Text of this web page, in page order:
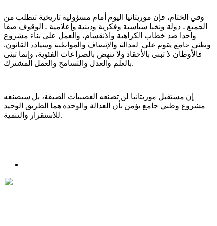
وفي الختام، فإن موريتانيا اليوم أمام مسؤولية تاريخية تتطلب من
الجميع ـ دولة ونخبا سياسية وفكرية ودينية وإعلامية ـ الوقوف صفا
واحدا ضد خطاب الكراهية والانقسام، والعمل على بناء مشروع
وطني جامع يقوم على العدالة والإنصاف والمواطنة وسيادة القانون.
فالأوطان لا تبنى بالأحقاد ولا تنهض بالصراعات الفئوية، وإنما تبنى
بالعلم والعدل والتسامح والعمل المشترك.
إن مستقبل موريتانيا لن تصنعه العصبيات الضيقة، بل سيصنعه
مشروع وطني جامع يؤمن بأن العدالة والوحدة هما الطريق الوحيد
للاستقرار والتنمية.